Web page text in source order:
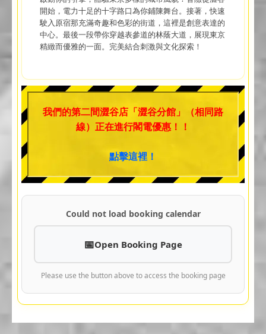
開始，電力十足的十字路口為你鋪陳舞台。接著，快速
駛入原宿那充滿奇趣和色彩的街道，這裡是創意表達的
中心。最後一段帶你穿越表參道的林蔭大道，展現東京
精緻而優雅的一面。完美結合刺激與文化探索！
我們的第二間澀谷店「澀谷分館」（相同路
線）正在進行閣電優惠！！
點擊這裡！
Could not load booking calendar
Open Booking Page
Please use the button above to access the booking page